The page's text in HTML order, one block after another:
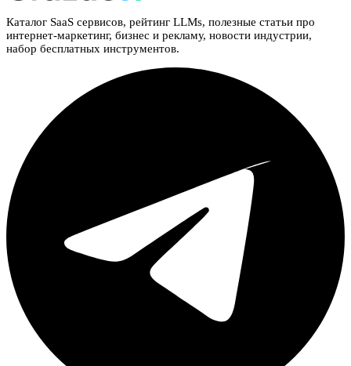
Каталог SaaS сервисов, рейтинг LLMs, полезные статьи про
интернет-маркетинг, бизнес и рекламу, новости индустрии,
набор бесплатных инструментов.